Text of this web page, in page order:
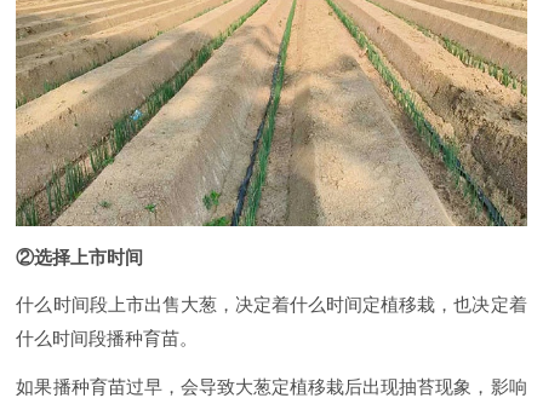
②选择上市时间
什么时间段上市出售大葱，决定着什么时间定植移栽，也决定着
什么时间段播种育苗。
如果播种育苗过早，会导致大葱定植移栽后出现抽苔现象，影响